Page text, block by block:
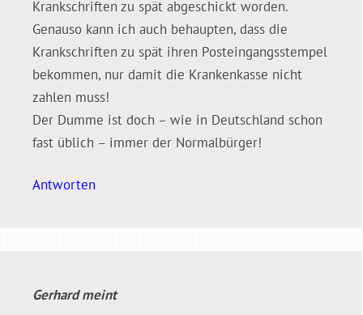
Krankschriften zu spät abgeschickt worden.
Genauso kann ich auch behaupten, dass die
Krankschriften zu spät ihren Posteingangsstempel
bekommen, nur damit die Krankenkasse nicht
zahlen muss!
Der Dumme ist doch – wie in Deutschland schon
fast üblich – immer der Normalbürger!
Antworten
Gerhardmeint